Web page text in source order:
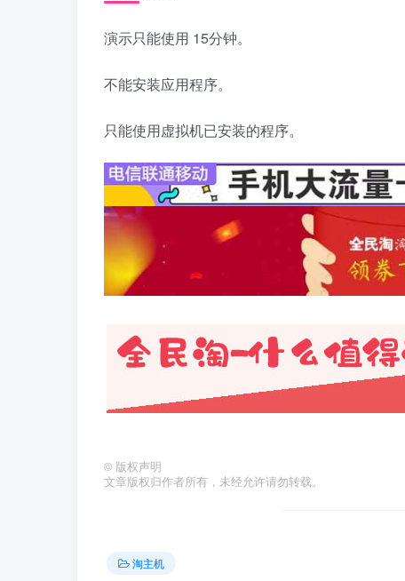
演示只能使用 15分钟。
不能安装应用程序。
只能使用虚拟机已安装的程序。
© 版权声明
文章版权归作者所有，未经允许请勿转载。
淘主机